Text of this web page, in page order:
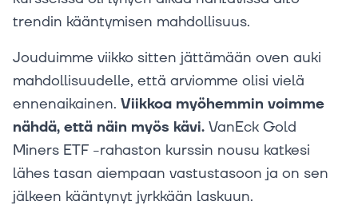
trendin kääntymisen mahdollisuus.
Jouduimme viikko sitten jättämään oven auki
mahdollisuudelle, että arviomme olisi vielä
ennenaikainen. Viikkoa myöhemmin voimme
nähdä, että näin myös kävi. VanEck Gold
Miners ETF -rahaston kurssin nousu katkesi
lähes tasan aiempaan vastustasoon ja on sen
jälkeen kääntynyt jyrkkään laskuun.